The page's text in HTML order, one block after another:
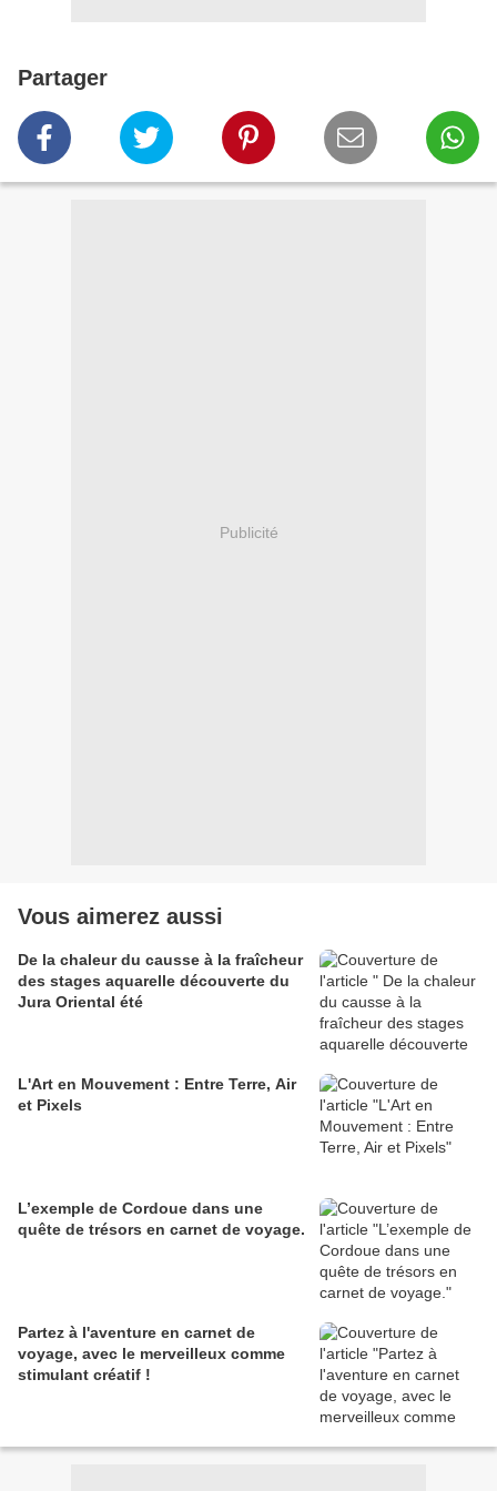
Partager
Publicité
Vous aimerez aussi
De la chaleur du causse à la fraîcheur
des stages aquarelle découverte du
Jura Oriental été
L'Art en Mouvement : Entre Terre, Air
et Pixels
L’exemple de Cordoue dans une
quête de trésors en carnet de voyage.
Partez à l'aventure en carnet de
voyage, avec le merveilleux comme
stimulant créatif !